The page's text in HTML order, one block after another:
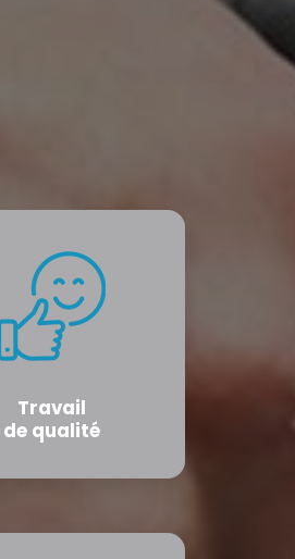
Travail
de qualité